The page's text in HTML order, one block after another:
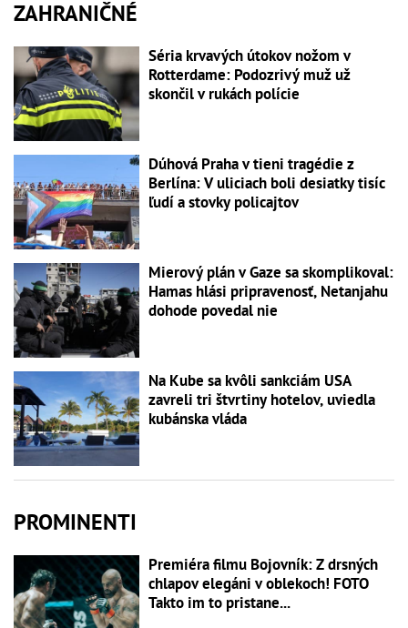
ZAHRANIČNÉ
Séria krvavých útokov nožom v
Rotterdame: Podozrivý muž už
skončil v rukách polície
Dúhová Praha v tieni tragédie z
Berlína: V uliciach boli desiatky tisíc
ľudí a stovky policajtov
Mierový plán v Gaze sa skomplikoval:
Hamas hlási pripravenosť, Netanjahu
dohode povedal nie
Na Kube sa kvôli sankciám USA
zavreli tri štvrtiny hotelov, uviedla
kubánska vláda
PROMINENTI
Premiéra filmu Bojovník: Z drsných
chlapov elegáni v oblekoch! FOTO
Takto im to pristane...